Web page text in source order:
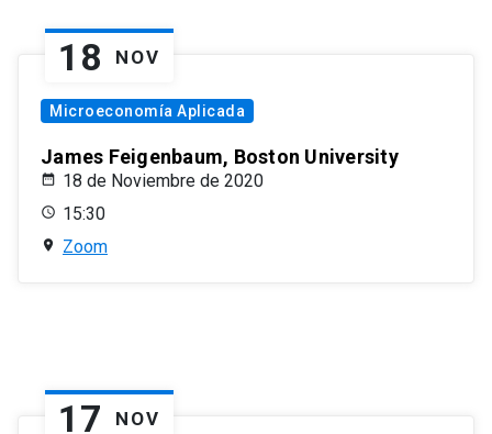
18 NOV
Microeconomía Aplicada
James Feigenbaum, Boston University
18 de Noviembre de 2020
15:30
Zoom
17 NOV